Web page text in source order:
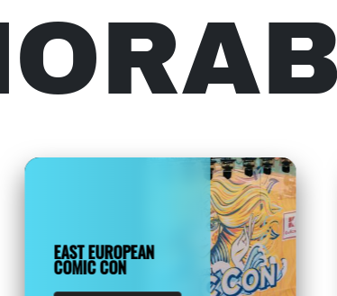
EAST EUROPEAN
COMIC CON